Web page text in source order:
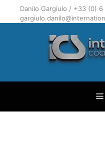
Danilo Gargiulo / +33 (0)